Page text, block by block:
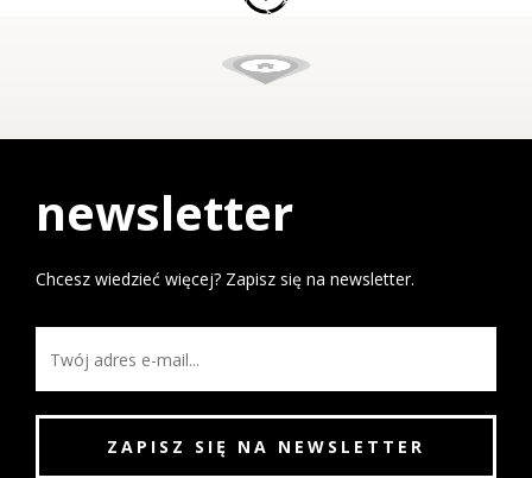
newsletter
Chcesz wiedzieć więcej? Zapisz się na newsletter.